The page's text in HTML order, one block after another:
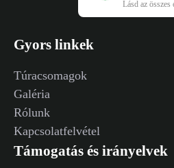
Lásd az összes
Gyors linkek
Túracsomagok
Galéria
Rólunk
Kapcsolatfelvétel
Támogatás és irányelvek